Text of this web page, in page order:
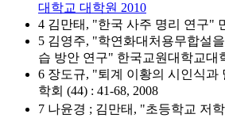
대학교 대학원 2010
4 김만태, "한국 사주 명리 연구"
5 김영주, "학연화대처용무합설
습 방안 연구" 한국교원대학교대
6 장도규, "퇴계 이황의 시인식과
학회 (44) : 41-68, 2008
7 나윤경 ; 김만태, "초등학교 저